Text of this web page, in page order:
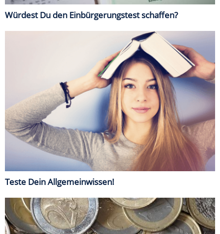
Würdest Du den Einbürgerungstest schaffen?
Teste Dein Allgemeinwissen!